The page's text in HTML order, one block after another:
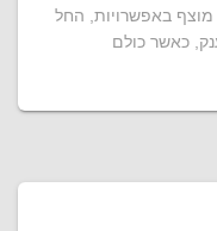
וצפונה, השוק מוצף באפשרויות, החל
כאשר כולם